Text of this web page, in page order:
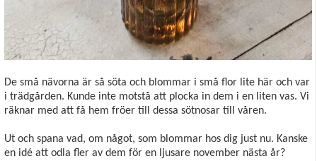
De små nävorna är så söta och blommar i små flor lite här och var
i trädgården. Kunde inte motstå att plocka in dem i en liten vas. Vi
räknar med att få hem fröer till dessa sötnosar till våren.
Ut och spana vad, om något, som blommar hos dig just nu. Kanske
en idé att odla fler av dem för en ljusare november nästa år?